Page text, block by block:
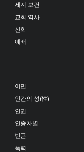
세계 보건
교회 역사
신학
예배
이민
인간의 성(性)
인권
인종차별
빈곤
폭력